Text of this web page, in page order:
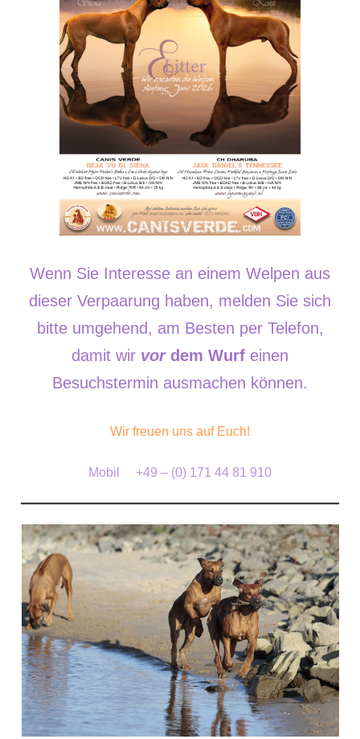
Wenn Sie Interesse an einem Welpen aus
dieser Verpaarung haben, melden Sie sich
bitte umgehend, am Besten per Telefon,
damit wir vordem Wurf einen
Besuchstermin ausmachen können.
Wir freuen uns auf Euch!
Mobil +49 – (0) 171 44 81 910